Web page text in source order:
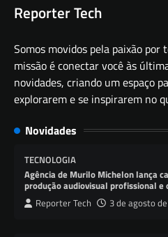
Reporter Tech
Somos movidos pela paixão por
missão é conectar você às
novidades, criando um espaço
explorarem e se inspirarem no
Novidades
TECNOLOGIA
Agência de Murilo Michelon lança
produção audiovisual profissional e
Reporter Tech 3 de agosto